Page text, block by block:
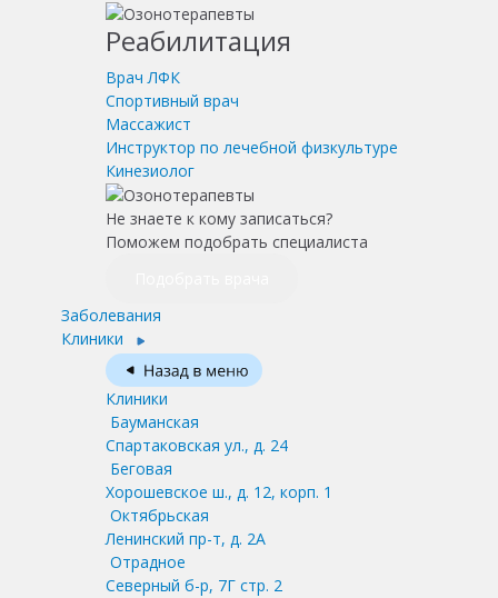
Реабилитация
Врач ЛФК
Спортивный врач
Массажист
Инструктор по лечебной физкультуре
Кинезиолог
Не знаете к кому записаться?
Поможем подобрать специалиста
Заболевания
Клиники
Клиники
Бауманская
Спартаковская ул., д. 24
Беговая
Хорошевское ш., д. 12, корп. 1
Октябрьская
Ленинский пр-т, д. 2А
Отрадное
Северный б-р, 7Г стр. 2